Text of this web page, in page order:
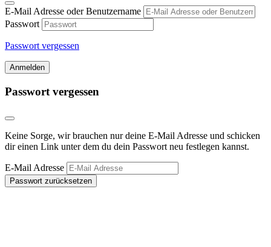
E-Mail Adresse oder Benutzername
Passwort
Passwort vergessen
Anmelden
Passwort vergessen
Keine Sorge, wir brauchen nur deine E-Mail Adresse und schicken
dir einen Link unter dem du dein Passwort neu festlegen kannst.
E-Mail Adresse
Passwort zurücksetzen